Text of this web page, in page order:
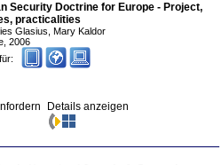
Security Doctrine for Europe - Project,
practicalities
Glasius, Mary Kaldor
2006
Details anzeigen